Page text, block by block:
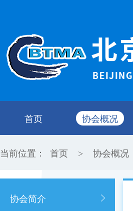
首页 协会概况
当前位置： 首页 > 协会概况
协会简介